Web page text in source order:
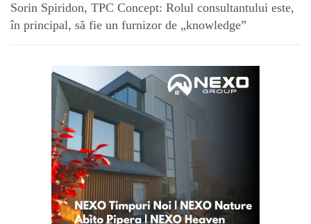
Sorin Spiridon, TPC Concept: Rolul consultantului este,
în principal, să fie un furnizor de „knowledge”